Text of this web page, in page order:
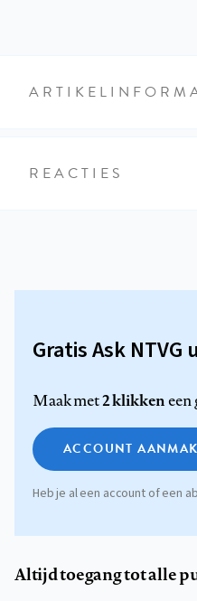
REACTIES
Gratis Ask
Maak met2 klikkeneen
ACCOUNT
Heb je al een account of een
Altijd toegang tot alle